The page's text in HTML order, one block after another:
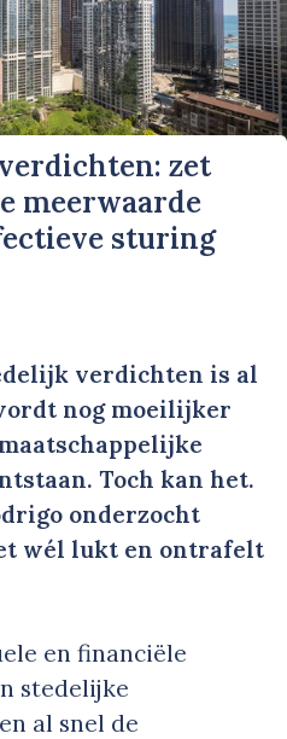
zet
meerwaarde
sturing
verdichten is al
nog moeilijker
Toch kan het.
onderzocht
wél lukt en ontrafelt
en financiële
stedelijke
al snel de